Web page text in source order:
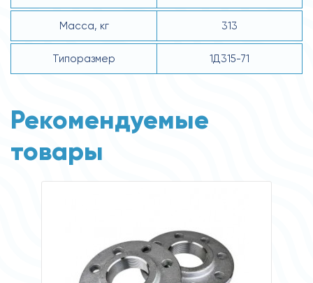
Масса, кг 313
Типоразмер 1Д315-71
Рекомендуемые
товары